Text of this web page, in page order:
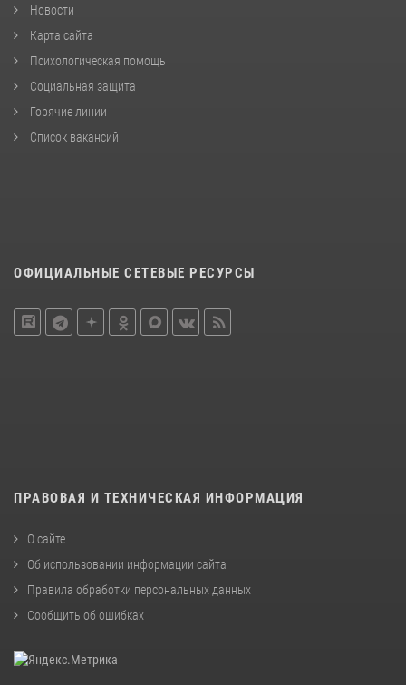
Новости
Карта сайта
Психологическая помощь
Социальная защита
Горячие линии
Список вакансий
ОФИЦИАЛЬНЫЕ СЕТЕВЫЕ РЕСУРСЫ
ПРАВОВАЯ И ТЕХНИЧЕСКАЯ ИНФОРМАЦИЯ
О сайте
Об использовании информации сайта
Правила обработки персональных данных
Сообщить об ошибках